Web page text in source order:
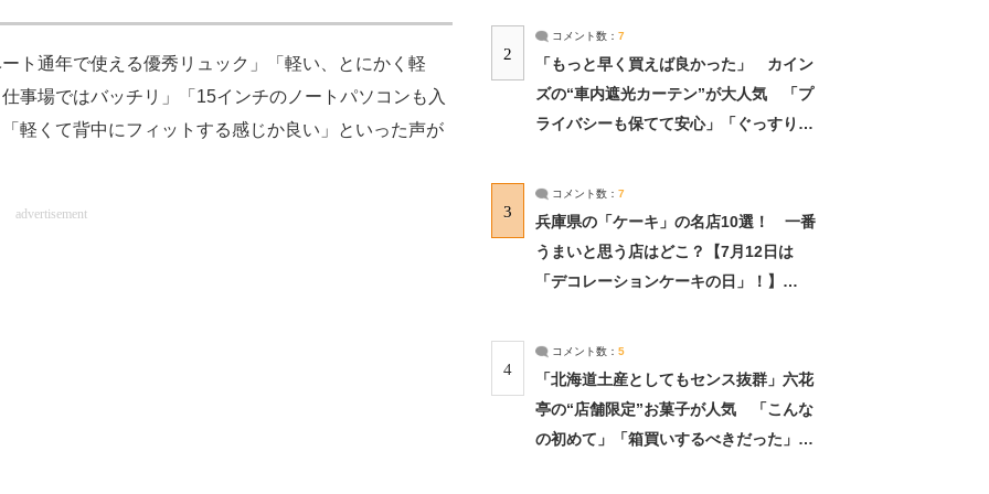
通年で使える優秀リュック」「軽い、とにかく軽
事場ではバッチリ」「15インチのノートパソコンも入
軽くて背中にフィットする感じか良い」といった声が
advertisement
2
コメント数： 7
「もっと早く買えば良かった」 カイン
ズの“車内遮光カーテン”が大人気 「プ
ライバシーも保てて安心」「ぐっすり眠
3
コメント数： 7
兵庫県の「ケーキ」の名店10選！ 一番
うまいと思う店はどこ？【7月12日は
「デコレーションケーキの日」！】
4
コメント数： 5
「北海道土産としてもセンス抜群」六花
亭の“店舗限定”お菓子が人気 「こんな
の初めて」「箱買いするべきだった」